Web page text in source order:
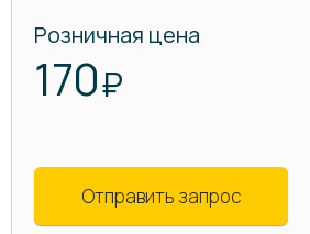
Розничная цена
170₽
Отправить запрос